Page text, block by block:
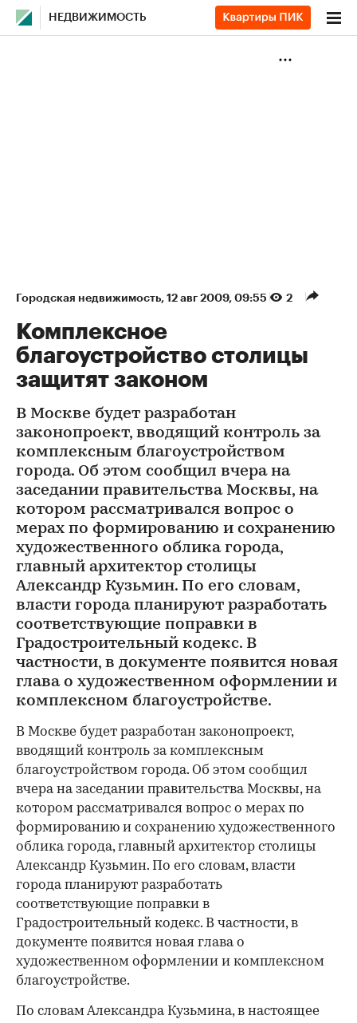
НЕДВИЖИМОСТЬ
Городская недвижимость⁠, 12 авг 2009, 09:55 2
Комплексное
благоустройство столицы
защитят законом
В Москве будет разработан
законопроект, вводящий контроль за
комплексным благоустройством
города. Об этом сообщил вчера на
заседании правительства Москвы, на
котором рассматривался вопрос о
мерах по формированию и сохранению
художественного облика города,
главный архитектор столицы
Александр Кузьмин. По его словам,
власти города планируют разработать
соответствующие поправки в
Градостроительный кодекс. В
частности, в документе появится новая
глава о художественном оформлении и
комплексном благоустройстве.
В Москве будет разработан законопроект,
вводящий контроль за комплексным
благоустройством города. Об этом сообщил
вчера на заседании правительства Москвы, на
котором рассматривался вопрос о мерах по
формированию и сохранению художественного
облика города, главный архитектор столицы
Александр Кузьмин. По его словам, власти
города планируют разработать
соответствующие поправки в
Градостроительный кодекс. В частности, в
документе появится новая глава о
художественном оформлении и комплексном
благоустройстве.
По словам Александра Кузьмина, в настоящее